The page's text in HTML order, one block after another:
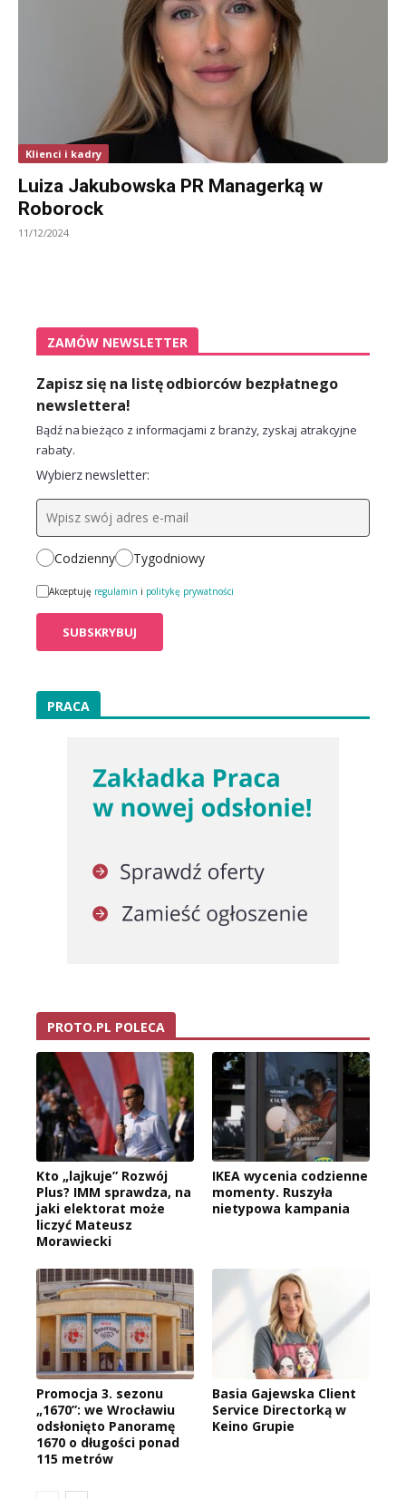
Klienci i kadry
Luiza Jakubowska PR Managerką w
Roborock
11/12/2024
ZAMÓW NEWSLETTER
Zapisz się na listę odbiorców bezpłatnego
newslettera!
Bądź na bieżąco z informacjami z branży, zyskaj atrakcyjne
rabaty.
Wybierz newsletter:
Codzienny Tygodniowy
Akceptuję regulamin i politykę prywatności
PRACA
PROTO.PL POLECA
Kto „lajkuje” Rozwój
Plus? IMM sprawdza, na
jaki elektorat może
liczyć Mateusz
Morawiecki
IKEA wycenia codzienne
momenty. Ruszyła
nietypowa kampania
Promocja 3. sezonu
„1670”: we Wrocławiu
odsłonięto Panoramę
1670 o długości ponad
115 metrów
Basia Gajewska Client
Service Directorką w
Keino Grupie